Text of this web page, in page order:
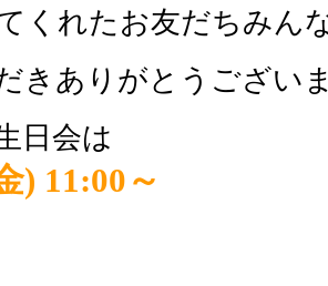
くれたお友だちみん
きありがとうござい
日会は
) 11:00～